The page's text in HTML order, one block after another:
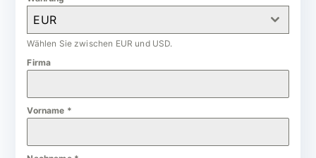
EUR
Wählen Sie zwischen EUR und USD.
Firma
Vorname *